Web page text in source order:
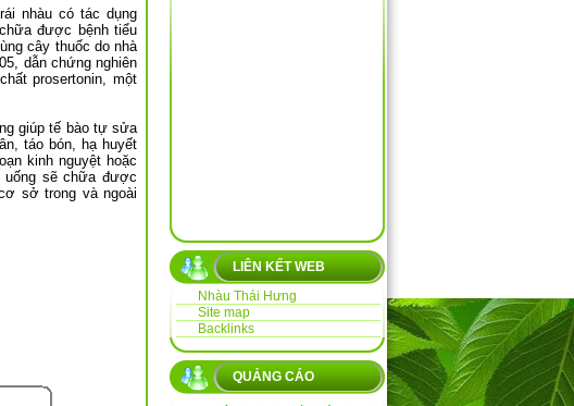
nhàu có tác dụng
được bệnh tiểu
cây thuốc do nhà
dẫn chứng nghiên
prosertonin, một
giúp tế bào tự sửa
táo bón, hạ huyết
kinh nguyệt hoặc
uống sẽ chữa được
sở trong và ngoài
LIÊN KẾT WEB
Nhàu Thái Hưng
Site map
Backlinks
QUẢNG CÁO